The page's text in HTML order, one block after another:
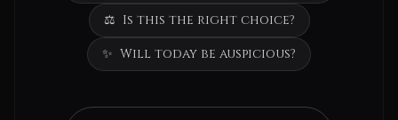
⚖️ Is this the right choice?
✨ Will today be auspicious?